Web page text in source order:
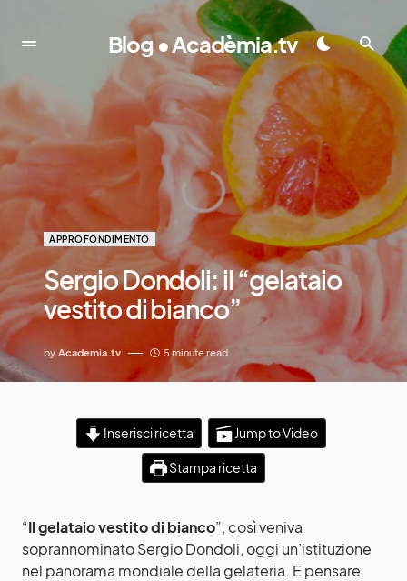
Blog • Acadèmia.tv
APPROFONDIMENTO
Sergio Dondoli: il “gelataio
vestito di bianco”
by Academia.tv 5 minute read
Inserisci ricetta Jump to Video
Stampa ricetta
“Il gelataio vestito di bianco”, così veniva
soprannominato Sergio Dondoli, oggi un’istituzione
nel panorama mondiale della gelateria. E pensare